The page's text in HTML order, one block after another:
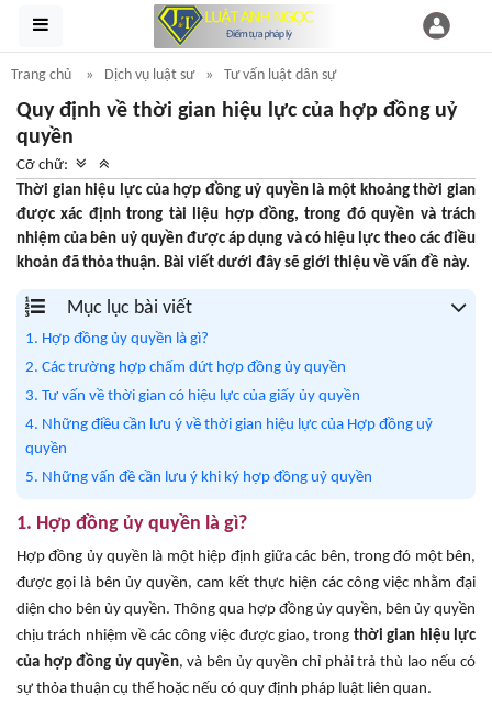
Trang chủ Dịch vụ luật sư Tư vấn luật dân sự
Quy định về thời gian hiệu lực của hợp đồng uỷ
quyền
Cỡ chữ:
Thời gian hiệu lực của hợp đồng uỷ quyền là một khoảng thời gian
được xác định trong tài liệu hợp đồng, trong đó quyền và trách
nhiệm của bên uỷ quyền được áp dụng và có hiệu lực theo các điều
khoản đã thỏa thuận. Bài viết dưới đây sẽ giới thiệu về vấn đề này.
Mục lục bài viết
1. Hợp đồng ủy quyền là gì?
2. Các trường hợp chấm dứt hợp đồng ủy quyền
3. Tư vấn về thời gian có hiệu lực của giấy ủy quyền
4. Những điều cần lưu ý về thời gian hiệu lực của Hợp đồng uỷ
quyền
5. Những vấn đề cần lưu ý khi ký hợp đồng uỷ quyền
1. Hợp đồng ủy quyền là gì?
Hợp đồng ủy quyền là một hiệp định giữa các bên, trong đó một bên,
được gọi là bên ủy quyền, cam kết thực hiện các công việc nhằm đại
diện cho bên ủy quyền. Thông qua hợp đồng ủy quyền, bên ủy quyền
chịu trách nhiệm về các công việc được giao, trong thời gian hiệu lực
của hợp đồng ủy quyền, và bên ủy quyền chỉ phải trả thù lao nếu có
sự thỏa thuận cụ thể hoặc nếu có quy định pháp luật liên quan.